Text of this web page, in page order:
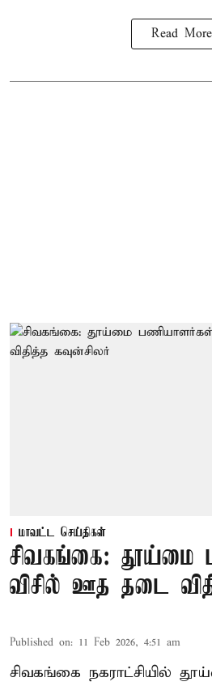
Read More
மாவட்ட செய்திகள்
சிவகங்கை: தூய்மை
விசில் ஊத தடை
Published on: 11 Feb 2026, 4:51 am
சிவகங்கை நகராட்சியில்